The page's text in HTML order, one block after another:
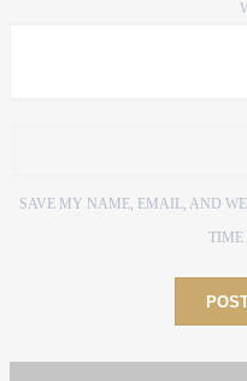
SAVE MY NAME, EMAIL, AND
TIME